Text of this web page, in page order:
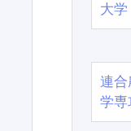
大学
連
学専